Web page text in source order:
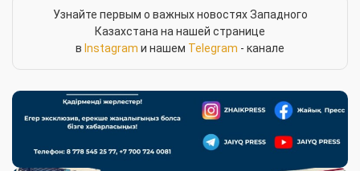
Узнайте первым о важных новостях Западного
Казахстана на нашей странице
в Instagram и нашем Telegram - канале